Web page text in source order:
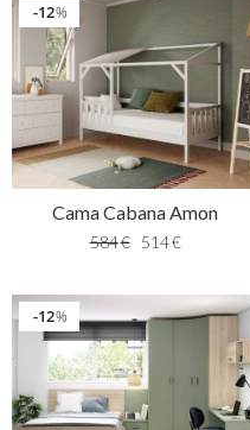
%
12
Cama Cabana Amon
584€ 514€
%
12